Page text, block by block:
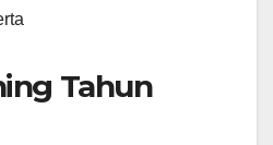
Tahun